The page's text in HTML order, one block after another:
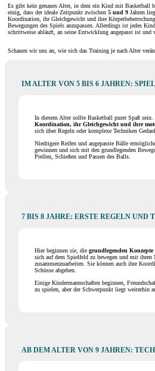
Es gibt kein genaues Alter, in dem ein Kind mit Basketball
einig, dass der ideale Zeitpunkt zwischen 5 und 9 Jahren
Koordination, ihr Gleichgewicht und ihre
Bewegungen des Spiels anzupassen. Allerdings ist jedes
schrittweise abläuft, an seine Entwicklung angepasst ist und
Schauen wir uns an, wie sich das Training je nach Alter
IM ALTER VON 5 BIS 6 JAHREN:
In diesem Alter sollte Basketball purer Spaß sein.
Koordination, ihr Gleichgewicht und ihre
sich über Regeln oder komplexe Techniken
Niedrigere Reifen und angepasste Bälle
gewinnen und sich mit den grundlegenden
Prellen, Schießen und Passen des Balls.
7 BIS 8 JAHRE: ERSTE REGELN UND
Hier beginnen sie, die grundlegenden Konzepte
sich auf dem Spielfeld zu bewegen und mit ihren
zusammenzuarbeiten. Sie können auch ihre
Schüsse abgeben.
Einige Kindermannschaften beginnen,
zu spielen, aber der Schwerpunkt liegt weiterhin
AB DEM ALTER VON 9 JAHREN: